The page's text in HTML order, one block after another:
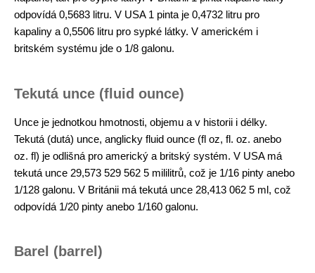
odpovídá 0,5683 litru. V USA 1 pinta je 0,4732 litru pro
kapaliny a 0,5506 litru pro sypké látky. V americkém i
britském systému jde o 1/8 galonu.
Tekutá unce (fluid ounce)
Unce je jednotkou hmotnosti, objemu a v historii i délky.
Tekutá (dutá) unce, anglicky fluid ounce (fl oz, fl. oz. anebo
oz. fl) je odlišná pro americký a britský systém. V USA má
tekutá unce 29,573 529 562 5 mililitrů, což je 1/16 pinty anebo
1/128 galonu. V Británii má tekutá unce 28,413 062 5 ml, což
odpovídá 1/20 pinty anebo 1/160 galonu.
Barel (barrel)